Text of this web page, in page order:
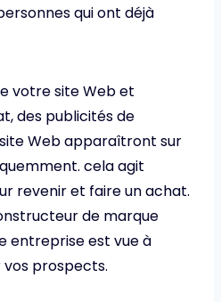
qui ont déjà
votre site Web et
des publicités de
Web apparaîtront sur
cela agit
revenir et faire un achat.
de marque
entreprise est vue à
prospects.